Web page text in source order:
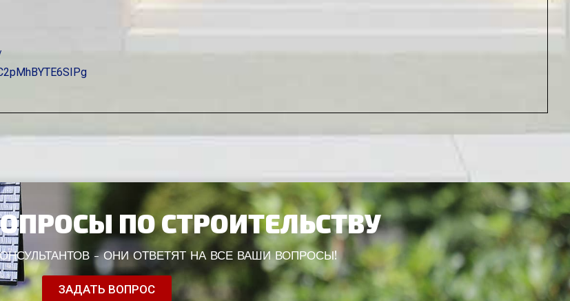
ПО СТРОИТЕЛЬСТВУ
- ОНИ ОТВЕТЯТ НА ВСЕ ВАШИ ВОПРОСЫ!
ЗАДАТЬ ВОПРОС